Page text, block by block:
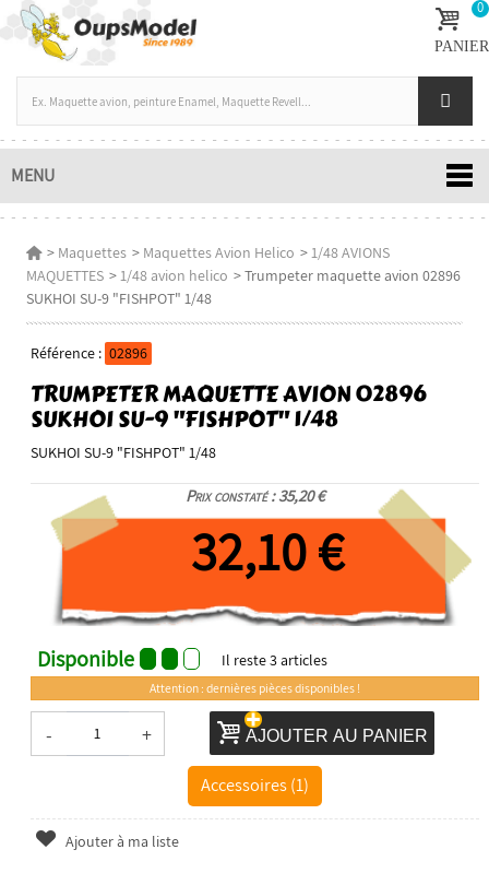
0
PANIER
MENU
> Maquettes > Maquettes Avion Helico >1/48 AVIONS
MAQUETTES >1/48 avion helico >Trumpeter maquette avion 02896
SUKHOI SU-9 "FISHPOT" 1/48
Référence : 02896
TRUMPETER MAQUETTE AVION 02896
SUKHOI SU-9 "FISHPOT" 1/48
SUKHOI SU-9 "FISHPOT" 1/48
Prix constaté : 35,20 €
32,10 €
Disponible Il reste3articles
Attention : dernières pièces disponibles !
- + AJOUTER AU PANIER
Accessoires (1)
Ajouter à ma liste